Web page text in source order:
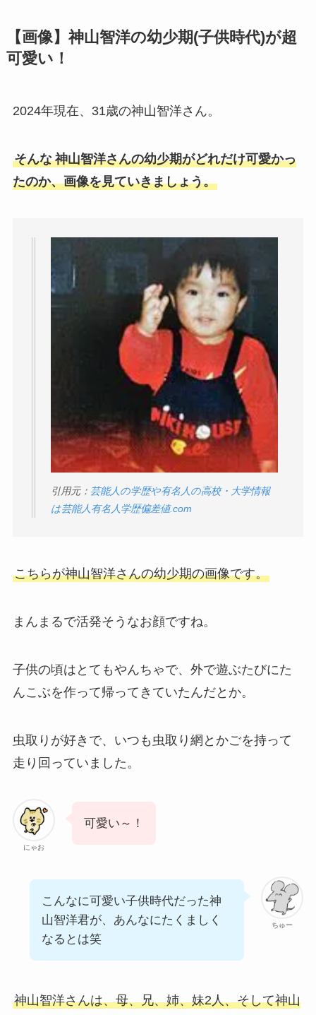
【画像】神山智洋の幼少期(子供時代)が超
可愛い！
2024年現在、31歳の神山智洋さん。
そんな 神山智洋さんの幼少期がどれだけ可愛かっ
たのか、画像を見ていきましょう。
引用元： 芸能人の学歴や有名人の高校・大学情報
は芸能人有名人学歴偏差値.com
こちらが神山智洋さんの幼少期の画像です。
まんまるで活発そうなお顔ですね。
子供の頃はとてもやんちゃで、外で遊ぶたびにた
んこぶを作って帰ってきていたんだとか。
虫取りが好きで、いつも虫取り網とかごを持って
走り回っていました。
にゃお
可愛い～！
ちゅー
こんなに可愛い子供時代だった神
山智洋君が、あんなにたくましく
なるとは笑
神山智洋さんは、母、兄、姉、妹2人、そして神山